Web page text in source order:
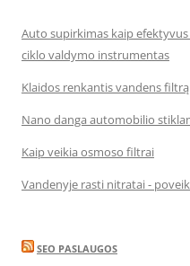
Auto supirkimas kaip
ciklo valdymo instrumentas
Klaidos renkantis vandens filtrą
Nano danga automobilio
Kaip veikia osmoso filtrai
Vandenyje rasti nitratai -
SEO PASLAUGOS